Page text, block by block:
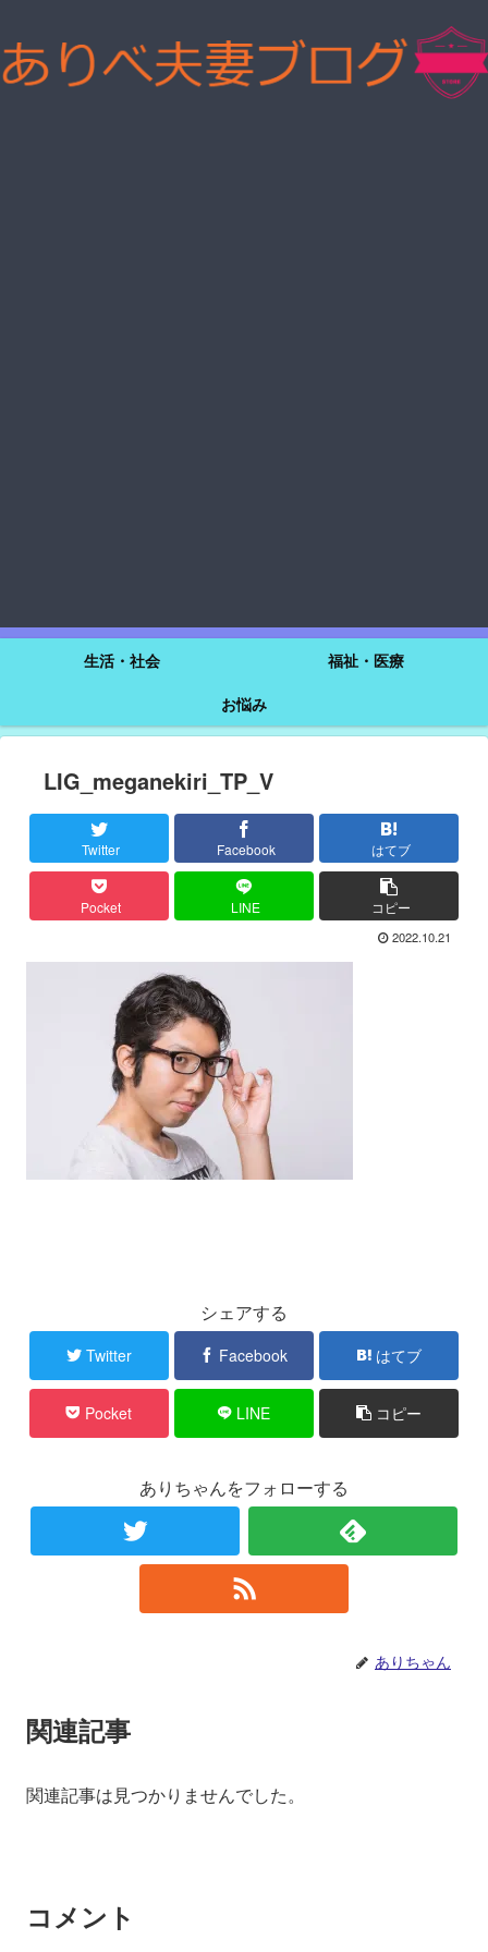
生活・社会
福祉・医療
お悩み
LIG_meganekiri_TP_V
Twitter Facebook はてブ
Pocket LINE コピー
2022.10.21
シェアする
Twitter Facebook はてブ
Pocket LINE コピー
ありちゃんをフォローする
ありちゃん
関連記事
関連記事は見つかりませんでした。
コメント